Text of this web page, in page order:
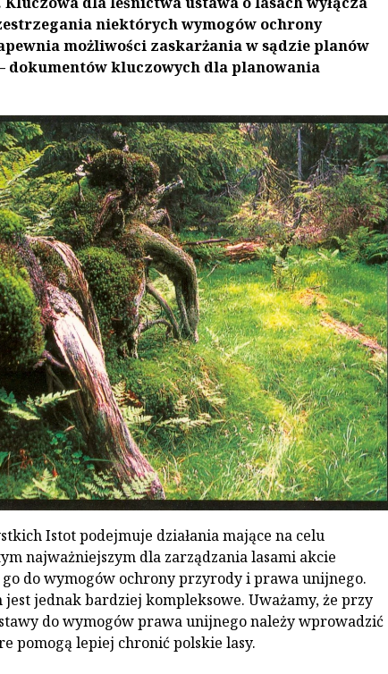
niektórych wymogów ochrony
możliwości zaskarżania w sądzie planów
dokumentów kluczowych dla planowania
Istot podejmuje działania mające na celu
najważniejszym dla zarządzania lasami akcie
do wymogów ochrony przyrody i prawa unijnego.
jest jednak bardziej kompleksowe. Uważamy, że przy
do wymogów prawa unijnego należy wprowadzić
pomogą lepiej chronić polskie lasy.